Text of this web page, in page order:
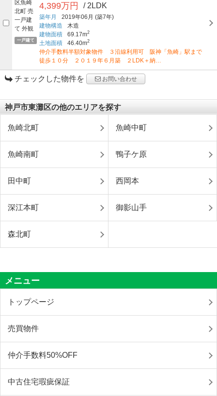
一戸建て
4,399万円 / 2LDK
築年月 2019年06月 (築7年)
建物構造
木造
建物面積
69.17m2
土地面積 46.40m2
仲介手数料半額対象物件 ３沿線利用可 阪神「魚崎」駅まで
徒歩１０分 ２０１９年６月築 ２LDK＋納…
チェックした物件を お問い合わせ
神戸市東灘区の他のエリアを探す
魚崎北町 魚崎中町
魚崎南町 鴨子ケ原
田中町 西岡本
深江本町 御影山手
森北町
メニュー
トップページ
売買物件
仲介手数料50%OFF
中古住宅瑕疵保証